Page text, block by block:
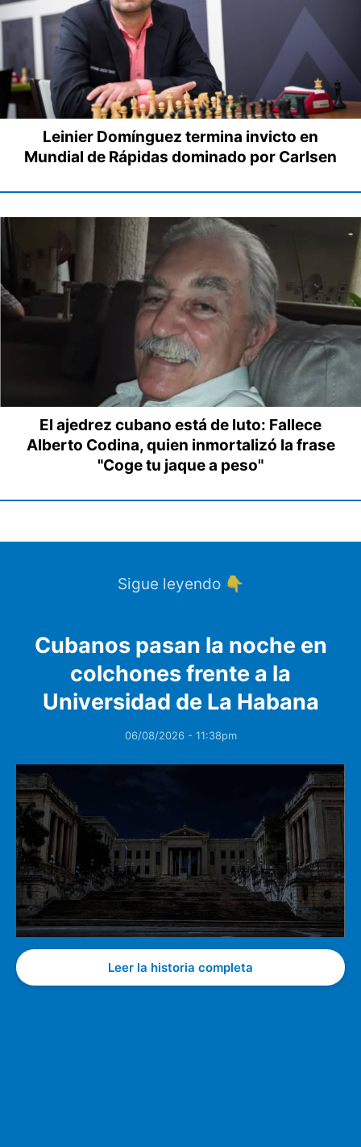
Leinier Domínguez termina invicto en
Mundial de Rápidas dominado por Carlsen
El ajedrez cubano está de luto: Fallece
Alberto Codina, quien inmortalizó la frase
"Coge tu jaque a peso"
Sigue leyendo 👇